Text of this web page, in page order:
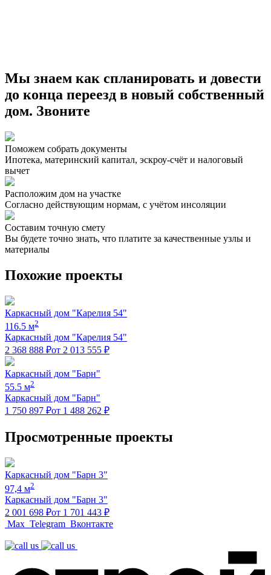
Мы знаем как спланировать и довести
до конца переезд в новый собственный
дом. Звоните
Поможем собрать документы
Ипотека, материнский капитал, эскроу-счёт и налоговый
вычет
Расположим дом на участке
Согласно действующим нормам, с учётом инсоляции
Составим точную смету
Вы будете точно знать, что платите за качественные узлы и
материалы
Похожие проекты
Каркасный дом "Карелия 54"
116.5 м2
Каркасный дом "Карелия 54"
2 368 888 ₽от 2 013 555 ₽
Каркасный дом "Барн"
55.5 м2
Каркасный дом "Барн"
1 750 897 ₽от 1 488 262 ₽
Просмотренные проекты
Каркасный дом "Барн 3"
97,4 м2
Каркасный дом "Барн 3"
2 001 698 ₽от 1 701 443 ₽
Max Telegram Вконтакте